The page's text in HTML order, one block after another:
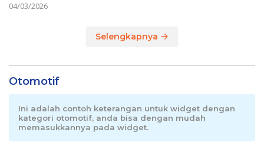
04/03/2026
Selengkapnya
Otomotif
Ini adalah contoh keterangan untuk widget dengan
kategori otomotif, anda bisa dengan mudah
memasukkannya pada widget.